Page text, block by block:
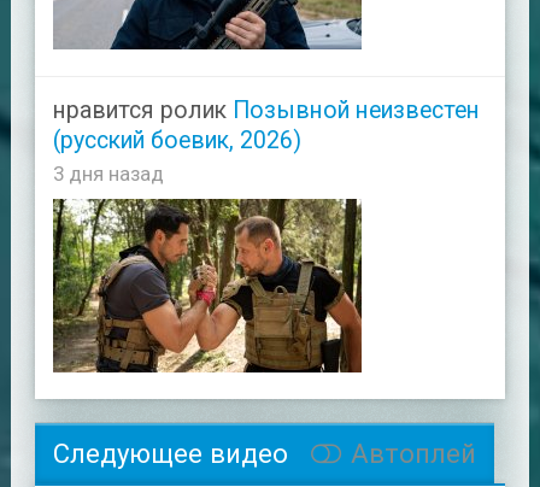
нравится ролик Позывной неизвестен
(русский боевик, 2026)
3 дня назад
Следующее видео Автоплей